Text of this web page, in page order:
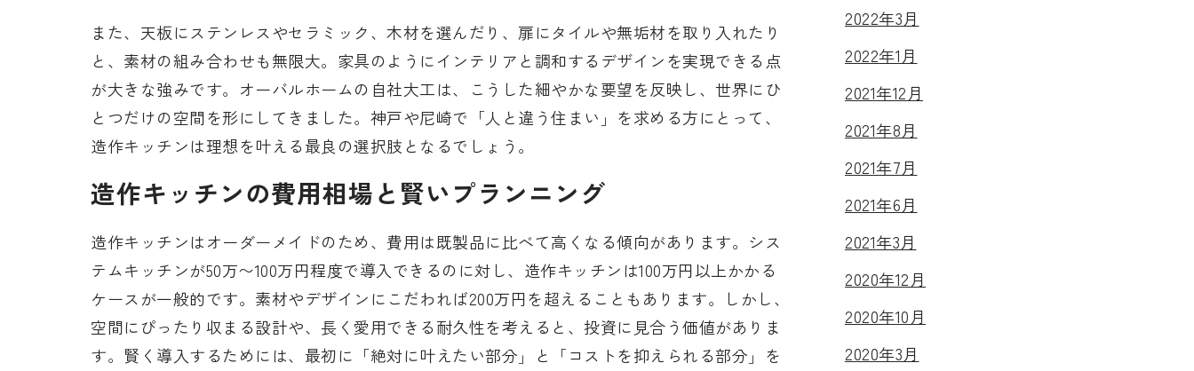
また、天板にステンレスやセラミック、木材を選んだり、扉にタイルや無垢材を取り入れたり
と、素材の組み合わせも無限大。家具のようにインテリアと調和するデザインを実現できる点
が大きな強みです。オーバルホームの自社大工は、こうした細やかな要望を反映し、世界にひ
とつだけの空間を形にしてきました。神戸や尼崎で「人と違う住まい」を求める方にとって、
造作キッチンは理想を叶える最良の選択肢となるでしょう。
造作キッチンの費用相場と賢いプランニング
造作キッチンはオーダーメイドのため、費用は既製品に比べて高くなる傾向があります。シス
テムキッチンが50万〜100万円程度で導入できるのに対し、造作キッチンは100万円以上かかる
ケースが一般的です。素材やデザインにこだわれば200万円を超えることもあります。しかし、
空間にぴったり収まる設計や、長く愛用できる耐久性を考えると、投資に見合う価値がありま
す。賢く導入するためには、最初に「絶対に叶えたい部分」と「コストを抑えられる部分」を
2022年3月
2022年1月
2021年12月
2021年8月
2021年7月
2021年6月
2021年3月
2020年12月
2020年10月
2020年3月